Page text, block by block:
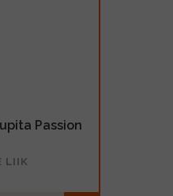
Passion
LIIK